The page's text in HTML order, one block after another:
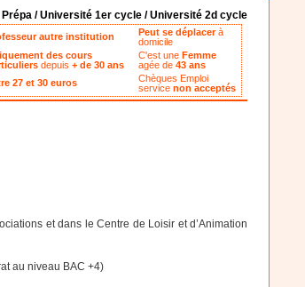
Prépa / Université 1er cycle / Université 2d cycle
autre institution Peut se déplacerà
domicile
des cours
depuis+ de 30 ans
C'est une Femme
agée de43 ans
27 et 30 euros
Chèques Emploi
servicenon acceptés
et dans le Centre de Loisir et d’Animation
au niveau BAC +4)